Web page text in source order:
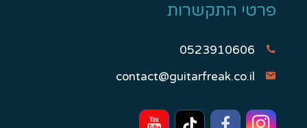
פרטי התקשרות
0523910606
contact@guitarfreak.co.il